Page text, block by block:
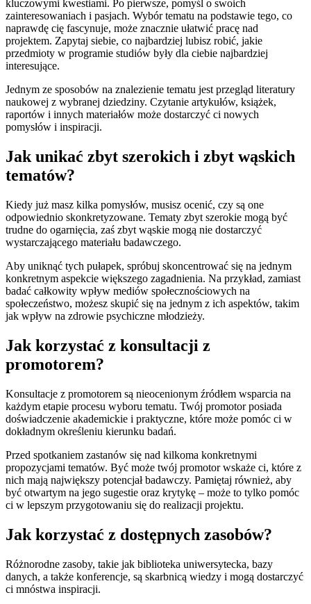
kluczowymi kwestiami. Po pierwsze, pomyśl o swoich
zainteresowaniach i pasjach. Wybór tematu na podstawie tego, co
naprawdę cię fascynuje, może znacznie ułatwić pracę nad
projektem. Zapytaj siebie, co najbardziej lubisz robić, jakie
przedmioty w programie studiów były dla ciebie najbardziej
interesujące.
Jednym ze sposobów na znalezienie tematu jest przegląd literatury
naukowej z wybranej dziedziny. Czytanie artykułów, książek,
raportów i innych materiałów może dostarczyć ci nowych
pomysłów i inspiracji.
Jak unikać zbyt szerokich i zbyt wąskich
tematów?
Kiedy już masz kilka pomysłów, musisz ocenić, czy są one
odpowiednio skonkretyzowane. Tematy zbyt szerokie mogą być
trudne do ogarnięcia, zaś zbyt wąskie mogą nie dostarczyć
wystarczającego materiału badawczego.
Aby uniknąć tych pułapek, spróbuj skoncentrować się na jednym
konkretnym aspekcie większego zagadnienia. Na przykład, zamiast
badać całkowity wpływ mediów społecznościowych na
społeczeństwo, możesz skupić się na jednym z ich aspektów, takim
jak wpływ na zdrowie psychiczne młodzieży.
Jak korzystać z konsultacji z
promotorem?
Konsultacje z promotorem są nieocenionym źródłem wsparcia na
każdym etapie procesu wyboru tematu. Twój promotor posiada
doświadczenie akademickie i praktyczne, które może pomóc ci w
dokładnym określeniu kierunku badań.
Przed spotkaniem zastanów się nad kilkoma konkretnymi
propozycjami tematów. Być może twój promotor wskaże ci, które z
nich mają największy potencjał badawczy. Pamiętaj również, aby
być otwartym na jego sugestie oraz krytykę – może to tylko pomóc
ci w lepszym przygotowaniu się do realizacji projektu.
Jak korzystać z dostępnych zasobów?
Różnorodne zasoby, takie jak biblioteka uniwersytecka, bazy
danych, a także konferencje, są skarbnicą wiedzy i mogą dostarczyć
ci mnóstwa inspiracji.